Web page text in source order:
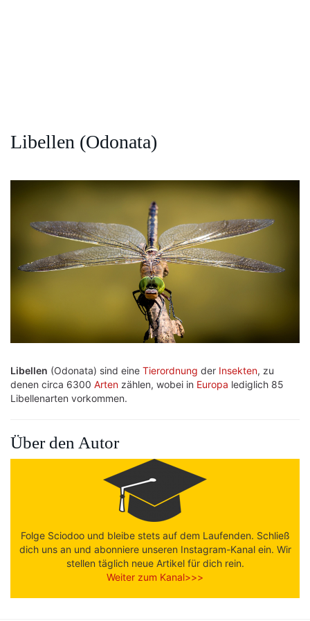
Libellen (Odonata)
Libellen (Odonata) sind eine Tierordnung der Insekten, zu
denen circa 6300 Arten zählen, wobei in Europa lediglich 85
Libellenarten vorkommen.
Über den Autor
Folge Sciodoo und bleibe stets auf dem Laufenden. Schließ
dich uns an und abonniere unseren Instagram-Kanal ein. Wir
stellen täglich neue Artikel für dich rein.
Weiter zum Kanal>>>